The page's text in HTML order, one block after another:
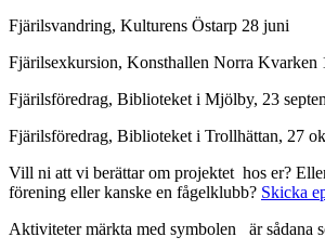
Fjärilsvandring, Kulturens Östarp 28 juni
Fjärilsexkursion, Konsthallen Norra Kvarken
Fjärilsföredrag, Biblioteket i Mjölby, 23
Fjärilsföredrag, Biblioteket i Trollhättan, 27
Vill ni att vi berättar om projektet hos er?
förening eller kanske en fågelklubb? Skicka
Aktiviteter märkta med symbolen
är sådana